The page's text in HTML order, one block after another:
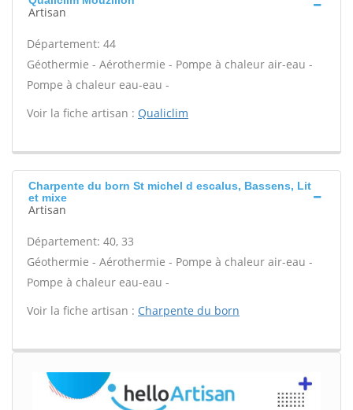
Artisan
Département: 44
Géothermie - Aérothermie - Pompe à chaleur air-eau -
Pompe à chaleur eau-eau -
Voir la fiche artisan : Qualiclim
Charpente du born St michel d escalus, Bassens, Lit
et mixe
Artisan
Département: 40, 33
Géothermie - Aérothermie - Pompe à chaleur air-eau -
Pompe à chaleur eau-eau -
Voir la fiche artisan : Charpente du born